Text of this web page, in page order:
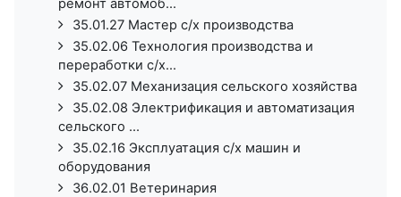
ремонт автомоб...
35.01.27 Мастер с/х производства
35.02.06 Технология производства и
переработки с/х...
35.02.07 Механизация сельского хозяйства
35.02.08 Электрификация и автоматизация
сельского ...
35.02.16 Эксплуатация с/х машин и
оборудования
36.02.01 Ветеринария